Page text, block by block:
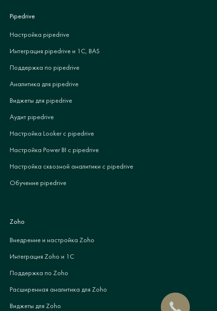
Pipedrive
Настройка pipedrive
Интеграция pipedrive и 1С, BAS
Поддержка по pipedrive
Аналитика для pipedrive
Виджеты для pipedrive
Аудит pipedrive
Настройка Looker с pipedrive
Настройка Power BI с pipedrive
Настройка сквозной аналитики с pipedrive
Обучение pipedrive
Zoho
Внедрение и настройка Zoho
Интеграция Zoho и 1С
Поддержка по Zoho
Расширенная аналитика для Zoho
Виджеты для Zoho